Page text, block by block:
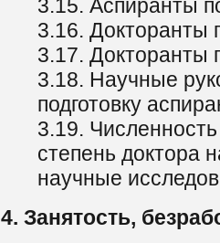
3.15. Аспиранты
3.16. Докторанты
3.17. Докторанты
3.18. Научные
подготовку
3.19.
степень доктора
научные
4. Занятость,